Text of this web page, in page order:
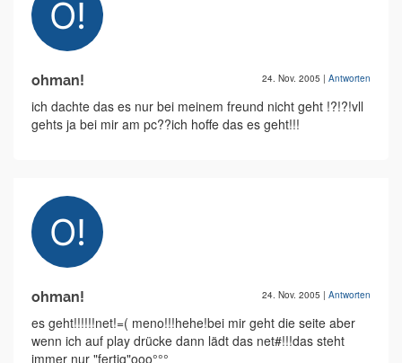
ohman! 24. Nov. 2005 | Antworten
ich dachte das es nur bei meinem freund nicht geht !?!?!vll
gehts ja bei mir am pc??ich hoffe das es geht!!!
ohman! 24. Nov. 2005 | Antworten
es geht!!!!!!net!=( meno!!!hehe!bei mir geht die seite aber
wenn ich auf play drücke dann lädt das net#!!!das steht
immer nur "fertig"ooo°°°